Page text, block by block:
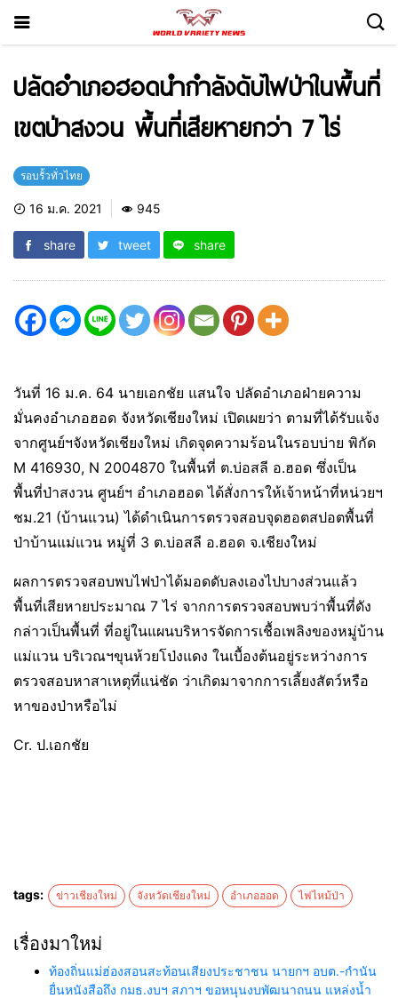
ปลัดอำเภอฮอดนำกำลังดับไฟป่าในพื้นที่
เขตป่าสงวน พื้นที่เสียหายกว่า 7 ไร่
รอบรั้วทั่วไทย
16 ม.ค. 2021 945
share tweet share
วันที่ 16 ม.ค. 64 นายเอกชัย แสนใจ ปลัดอำเภอฝ่ายความ
มั่นคงอำเภอฮอด จังหวัดเชียงใหม่ เปิดเผยว่า ตามที่ได้รับแจ้ง
จากศูนย์ฯจังหวัดเชียงใหม่ เกิดจุดความร้อนในรอบบ่าย พิกัด
M 416930, N 2004870 ในพื้นที่ ต.บ่อสลี อ.ฮอด ซึ่งเป็น
พื้นที่ป่าสงวน ศูนย์ฯ อำเภอฮอด ได้สั่งการให้เจ้าหน้าที่หน่วยฯ
ชม.21 (บ้านแวน) ได้ดำเนินการตรวจสอบจุดฮอตสปอตพื้นที่
ป่าบ้านแม่แวน หมู่ที่ 3 ต.บ่อสลี อ.ฮอด จ.เชียงใหม่
ผลการตรวจสอบพบไฟป่าได้มอดดับลงเองไปบางส่วนแล้ว
พื้นที่เสียหายประมาณ 7 ไร่ จากการตรวจสอบพบว่าพื้นที่ดัง
กล่าวเป็นพื้นที่ ที่อยู่ในแผนบริหารจัดการเชื้อเพลิงของหมู่บ้าน
แม่แวน บริเวณฯขุนห้วยโป่งแดง ในเบื้องต้นอยู่ระหว่างการ
ตรวจสอบหาสาเหตุที่แน่ชัด ว่าเกิดมาจากการเลี้ยงสัตว์หรือ
หาของป่าหรือไม่
Cr. ป.เอกชัย
tags: ข่าวเชียงใหม่ จังหวัดเชียงใหม่ อำเภอฮอด ไฟไหม้ป่า
เรื่องมาใหม่
ท้องถิ่นแม่ฮ่องสอนสะท้อนเสียงประชาชน นายกฯ อบต.-กำนัน
ยื่นหนังสือถึง กมธ.งบฯ สภาฯ ขอหนุนงบพัฒนาถนน แหล่งน้ำ